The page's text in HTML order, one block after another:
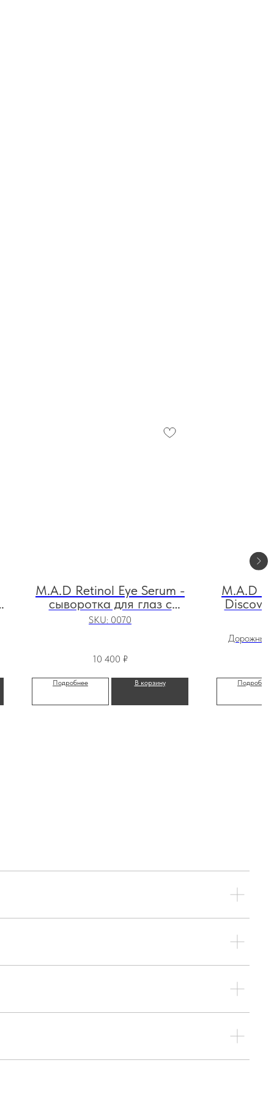
M.A.D Retinol Eye Serum -
сыворотка для глаз с
ретинолом, 15 мл
SKU: 0070
10 400 ₽
Подробнее В корзину
M.A.D
Дорожный
Подробнее